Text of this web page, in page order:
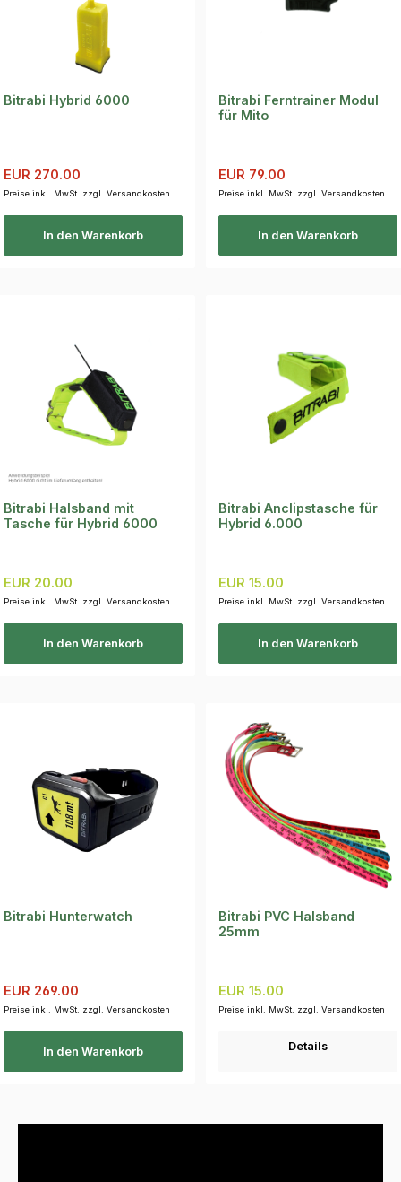
Bitrabi Hybrid 6000
Verkaufspreis:
EUR 270.00
Preise inkl. MwSt. zzgl. Versandkosten
In den Warenkorb
Bitrabi Ferntrainer Modul
für Mito
Verkaufspreis:
EUR 79.00
Preise inkl. MwSt. zzgl. Versandkosten
In den Warenkorb
Bitrabi Halsband mit
Tasche für Hybrid 6000
Regulärer Preis:
EUR 20.00
Preise inkl. MwSt. zzgl. Versandkosten
In den Warenkorb
Bitrabi Anclipstasche für
Hybrid 6.000
Regulärer Preis:
EUR 15.00
Preise inkl. MwSt. zzgl. Versandkosten
In den Warenkorb
Bitrabi Hunterwatch
Verkaufspreis:
EUR 269.00
Preise inkl. MwSt. zzgl. Versandkosten
In den Warenkorb
Bitrabi PVC Halsband
25mm
Regulärer Preis:
EUR 15.00
Preise inkl. MwSt. zzgl. Versandkosten
Details